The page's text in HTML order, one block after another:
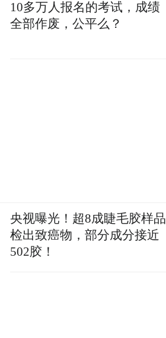
10多万人报名的考试，成绩
全部作废，公平么？
央视曝光！超8成睫毛胶样品
检出致癌物，部分成分接近
502胶！